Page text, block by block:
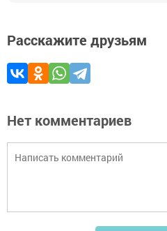
Расскажите друзьям
Нет комментариев